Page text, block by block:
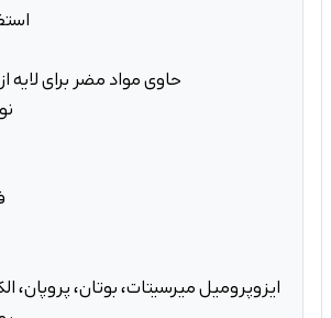
حاوی مواد مضر برای لایه
ایزوپرومیل میرسیتات، بوتان، پروپان،